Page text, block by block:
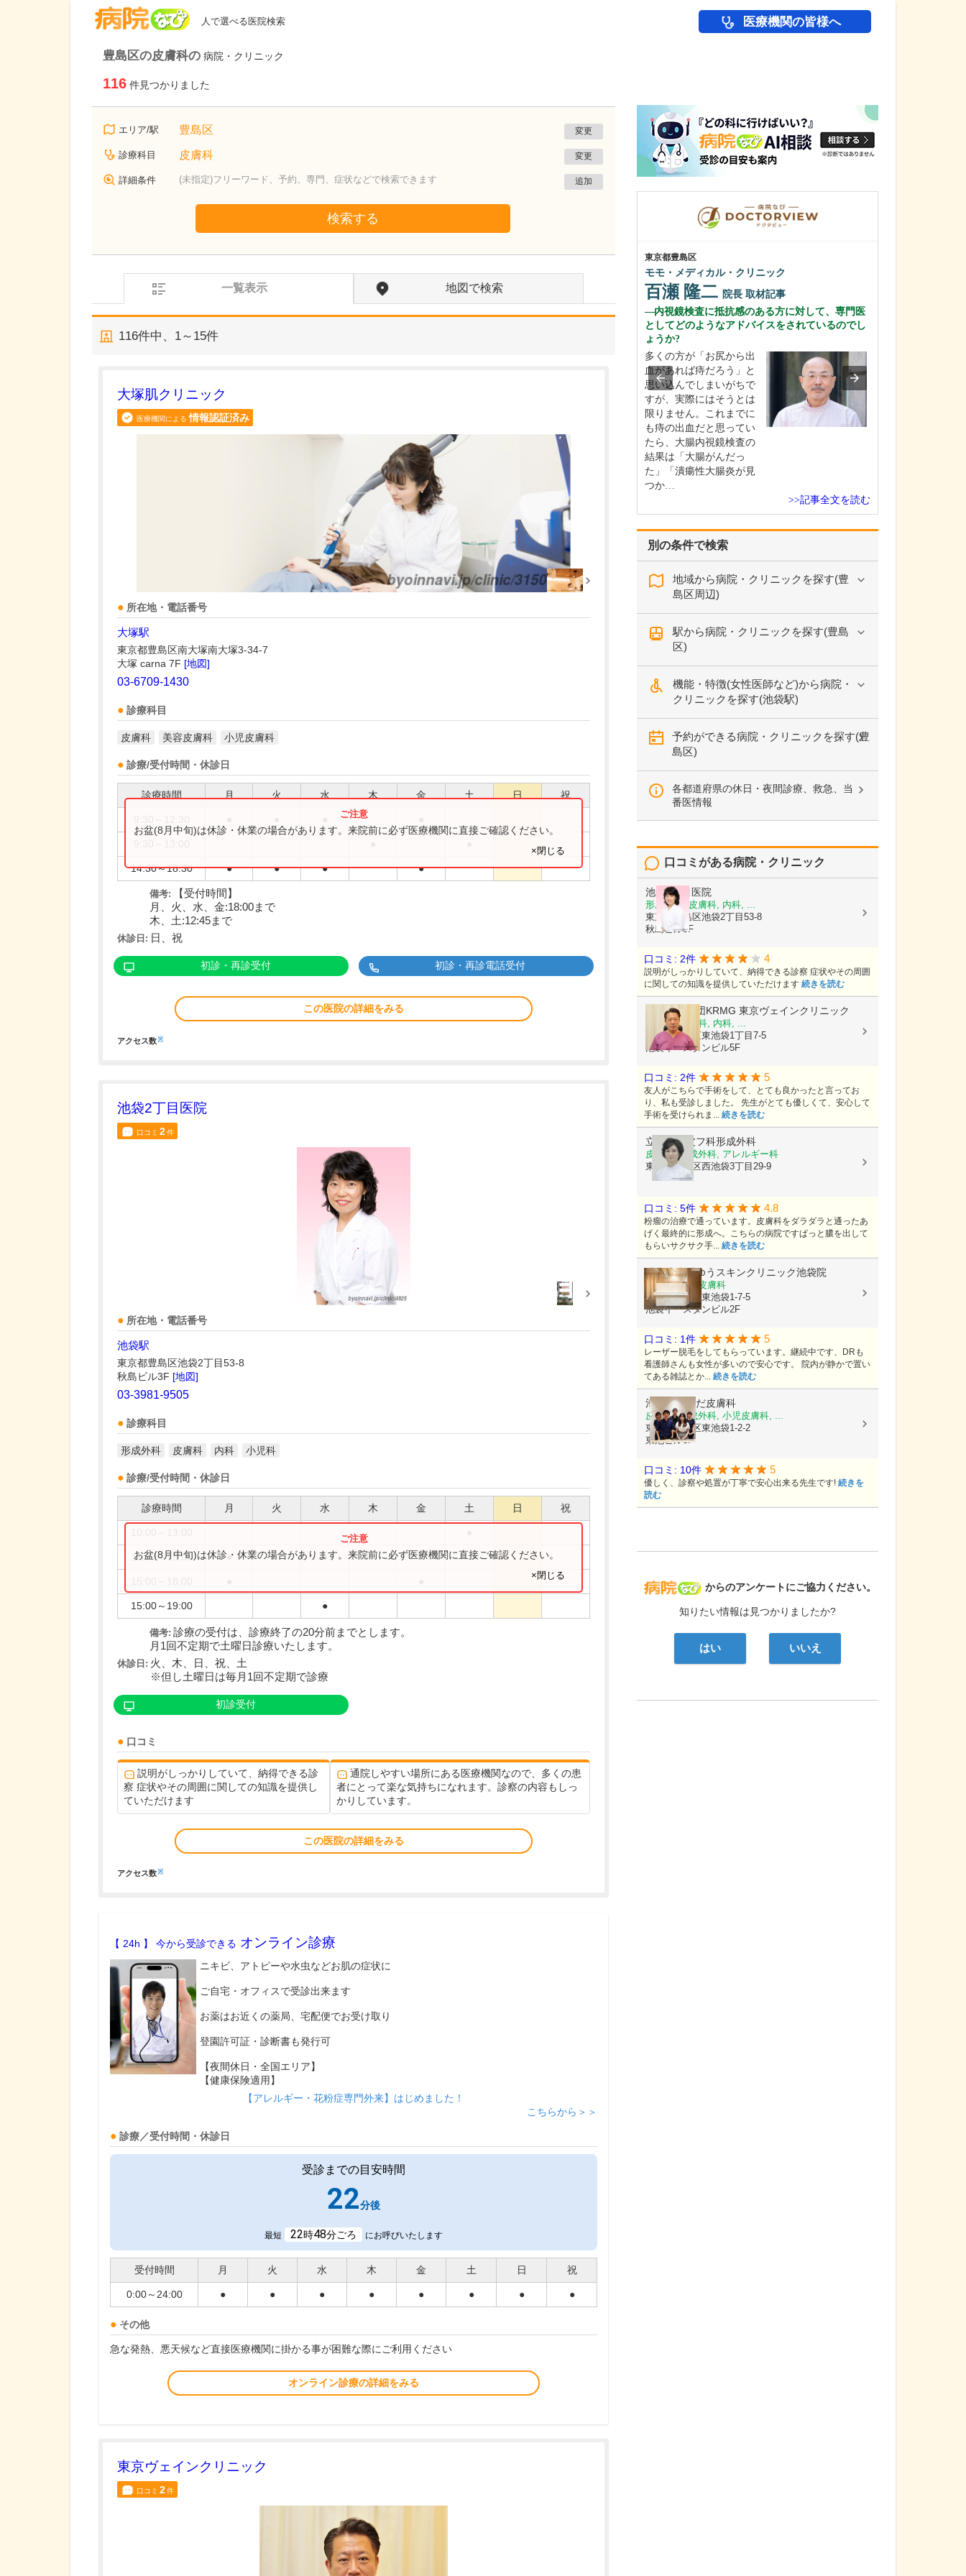
人で選べる医院検索 医療機関の皆様へ
豊島区の皮膚科の 病院・クリニック
116 件見つかりました
エリア/駅 豊島区 変更
診療科目 皮膚科 変更
詳細条件 (未指定)フリーワード、予約、専門、症状などで検索できます 追加
検索する
一覧表示 地図で検索
116件中、 1～15件
大塚肌クリニック
医療機関による 情報認証済み
所在地・電話番号
大塚駅
東京都豊島区南大塚南大塚3-34-7
大塚 carna 7F [地図]
03-6709-1430
診療科目
皮膚科 美容皮膚科 小児皮膚科
診療/受付時間・休診日
診療時間 月 火 水 木 金 土 日 祝
14:30～18:30 ● ● ● ●
お盆(8月中旬)は休診・休業の場合があります。来院前に必ず医療機関に直接ご確認ください。
×閉じる
備考:
【受付時間】
月、火、水、金:18:00まで
木、土:12:45まで
休診日: 日、祝
初診・再診受付 初診・再診電話受付
この医院の詳細をみる
アクセス数※
池袋2丁目医院
口コミ 2件
所在地・電話番号
池袋駅
東京都豊島区池袋2丁目53-8
秋島ビル3F [地図]
03-3981-9505
診療科目
形成外科 皮膚科 内科 小児科
診療/受付時間・休診日
診療時間 月 火 水 木 金 土 日 祝
11:00～13:00 ● ● ●
15:00～19:00 ●
お盆(8月中旬)は休診・休業の場合があります。来院前に必ず医療機関に直接ご確認ください。
×閉じる
備考: 診療の受付は、診療終了の20分前までとします。
月1回不定期で土曜日診療いたします。
休診日: 火、木、日、祝、土
※但し土曜日は毎月1回不定期で診療
初診受付
口コミ
説明がしっかりしていて、納得できる診
察 症状やその周囲に関しての知識を提供し
ていただけます
通院しやすい場所にある医療機関なので、多くの患
者にとって楽な気持ちになれます。診察の内容もしっ
かりしています。
この医院の詳細をみる
アクセス数※
【 24h 】 今から受診できる オンライン診療
ニキビ、アトピーや水虫などお肌の症状に
ご自宅・オフィスで受診出来ます
お薬はお近くの薬局、宅配便でお受け取り
登園許可証・診断書も発行可
【夜間休日・全国エリア】
【健康保険適用】
【アレルギー・花粉症専門外来】はじめました！
こちらから＞＞
診療／受付時間・休診日
受診までの目安時間
22分後
最短 22時48分ごろ にお呼びいたします
受付時間 月 火 水 木 金 土 日 祝
0:00～24:00 ● ● ● ● ● ● ● ●
その他
急な発熱、悪天候など直接医療機関に掛かる事が困難な際にご利用ください
オンライン診療の詳細をみる
東京ヴェインクリニック
口コミ 2件
別の条件で検索
地域から病院・クリニックを探す(豊
島区周辺)
駅から病院・クリニックを探す(豊島
区)
機能・特徴(女性医師など)から病院・
クリニックを探す(池袋駅)
予約ができる病院・クリニックを探す(豊
島区)
各都道府県の休日・夜間診療、救急、当
番医情報
病院なび
からのアンケートにご協力ください。
知りたい情報は見つかりましたか?
はい いいえ
口コミがある病院・クリニック
池袋2丁目医院
形成外科, 皮膚科, 内科, ...
東京都豊島区池袋2丁目53-8
秋島ビル3F
口コミ: 2件 4
説明がしっかりしていて、納得できる診察 症状やその周囲
に関しての知識を提供していただけます 続きを読む
医療法人社団KRMG 東京ヴェインクリニック
血管外科, 外科, 内科, ...
東京都豊島区東池袋1丁目7-5
池袋イースタンビル5F
口コミ: 2件 5
友人がこちらで手術をして、とても良かったと言ってお
り、私も受診しました。 先生がとても優しくて、安心して
手術を受けられま... 続きを読む
立教通り皮フ科形成外科
皮膚科, 形成外科, アレルギー科
東京都豊島区西池袋3丁目29-9
口コミ: 5件 4.8
粉瘤の治療で通っています。皮膚科をダラダラと通ったあ
げく最終的に形成へ。こちらの病院ですぱっと膿を出して
もらいサクサク手... 続きを読む
池袋皮膚科ゆうスキンクリニック池袋院
皮膚科, 美容皮膚科
東京都豊島区東池袋1-7-5
池袋イースタンビル2F
口コミ: 1件 5
レーザー脱毛をしてもらっています。継続中です、DRも
看護師さんも女性が多いので安心です。 院内が静かで置い
てある雑誌とか... 続きを読む
池袋駅前のだ皮膚科
皮膚科, 形成外科, 小児皮膚科, ...
東京都豊島区東池袋1-2-2
東池ビル3F
口コミ: 10件 5
優しく、診察や処置が丁寧で安心出来る先生です! 続きを
読む
東京都豊島区
南大塚クリニック
岡本 完院長取材記事
いただけるよう、患者…
>>記事全文を読む
東京都豊島区
モモ・メディカル・クリニック
百瀬 隆二 院長 取材記事
内視鏡検査に抵抗感のある方に対して、専門医
としてどのようなアドバイスをされているのでし
ょうか?
多くの方が「お尻から出
血があれば痔だろう」と
思い込んでしまいがちで
すが、実際にはそうとは
限りません。これまでに
も痔の出血だと思ってい
たら、大腸内視鏡検査の
結果は「大腸がんだっ
た」「潰瘍性大腸炎が見
つか…
>>記事全文を読む